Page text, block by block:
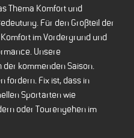
Thema Komfort und
Für den Großteil der
im Vordergrund und
Unsere
kommenden Saison.
fordern. Fix ist, dass in
Sportarten wie
oder Tourengehen im